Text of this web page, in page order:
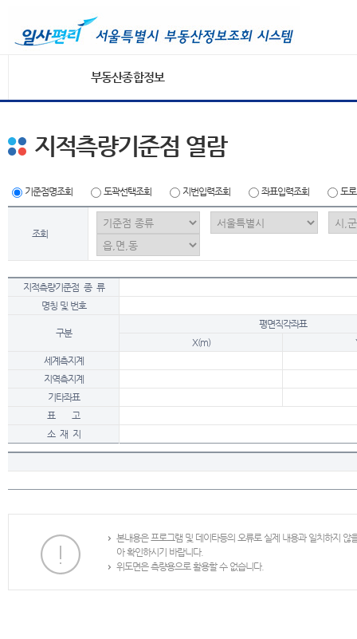
부동산종합정보
지적측량기준점 열람
기준점명조회 도곽선택조회 지번입력조회 좌표입력조회 도
조회
지적측량기준점 종 류
명칭 및 번호
구분
평면직각좌표
X(m)
세계측지계
지역측지계
기타좌표
표 고
소 재 지
본내용은 프로그램 및 데이타등의 오류로 실제 내용과 일치하지
아 확인하시기 바랍니다.
위도면은 측량용으로 활용할 수 없습니다.